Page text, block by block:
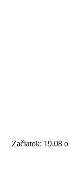
Začiatok: 19.08 o